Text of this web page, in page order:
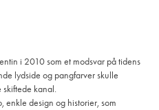
i 2010 som et modsvar på tidens
lydside og pangfarver skulle
skiftede kanal.
enkle design og historier, som